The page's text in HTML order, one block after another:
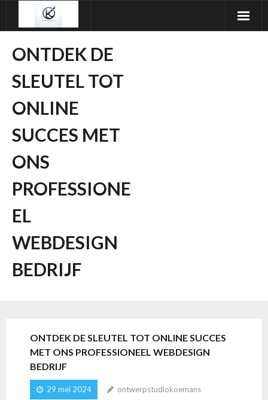
inhoudONTDEK DE
SLEUTEL TOT
ONLINE
SUCCES MET
ONS
PROFESSIONE
EL
WEBDESIGN
BEDRIJF
ONTDEK DE SLEUTEL TOT ONLINE SUCCES
MET ONS PROFESSIONEEL WEBDESIGN
BEDRIJF
29 mei 2024 ontwerpstudiokoemans